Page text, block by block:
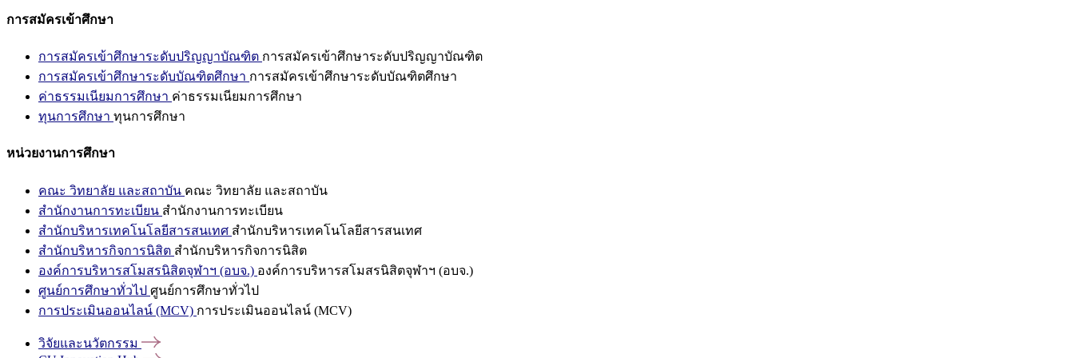
การสมัครเข้าศึกษา
การสมัครเข้าศึกษาระดับปริญญาบัณฑิต การสมัครเข้าศึกษาระดับปริญญาบัณฑิต
การสมัครเข้าศึกษาระดับบัณฑิตศึกษา การสมัครเข้าศึกษาระดับบัณฑิตศึกษา
ค่าธรรมเนียมการศึกษา ค่าธรรมเนียมการศึกษา
ทุนการศึกษา ทุนการศึกษา
หน่วยงานการศึกษา
คณะ วิทยาลัย และสถาบัน คณะ วิทยาลัย และสถาบัน
สำนักงานการทะเบียน สำนักงานการทะเบียน
สำนักบริหารเทคโนโลยีสารสนเทศ สำนักบริหารเทคโนโลยีสารสนเทศ
สำนักบริหารกิจการนิสิต สำนักบริหารกิจการนิสิต
องค์การบริหารสโมสรนิสิตจุฬาฯ (อบจ.) องค์การบริหารสโมสรนิสิตจุฬาฯ (อบจ.)
ศูนย์การศึกษาทั่วไป ศูนย์การศึกษาทั่วไป
การประเมินออนไลน์ (MCV) การประเมินออนไลน์ (MCV)
วิจัยและนวัตกรรม